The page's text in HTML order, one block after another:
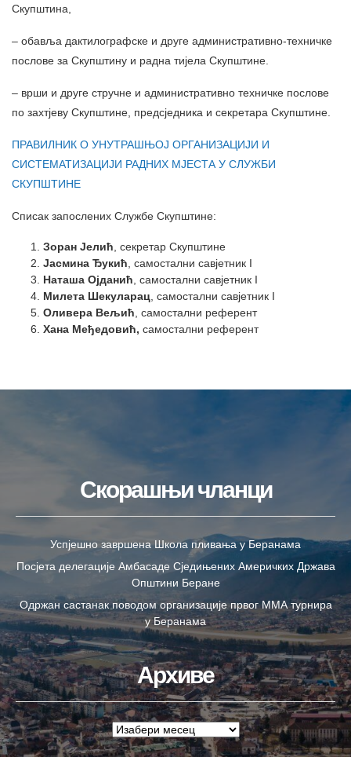
Скупштина,
– обавља дактилографске и друге административно-техничке
послове за Скупштину и радна тијела Скупштине.
– врши и друге стручне и административно техничке послове
по захтјеву Скупштине, предсједника и секретара Скупштине.
ПРАВИЛНИК О УНУТРАШЊОЈ ОРГАНИЗАЦИЈИ И
СИСТЕМАТИЗАЦИЈИ РАДНИХ МЈЕСТА У СЛУЖБИ
СКУПШТИНЕ
Списак запослених Службе Скупштине:
Зоран Јелић, секретар Скупштине
Јасмина Ђукић, самостални савјетник I
Наташа Ојданић, самостални савјетник I
Милета Шекуларац, самостални савјетник I
Оливера Вељић, самостални референт
Хана Међедовић, самостални референт
Скорашњи чланци
Успјешно завршена Школа пливања у Беранама
Посјета делегације Амбасаде Сједињених Америчких Држава
Општини Беране
Одржан састанак поводом организације првог ММА турнира
у Беранама
Архиве